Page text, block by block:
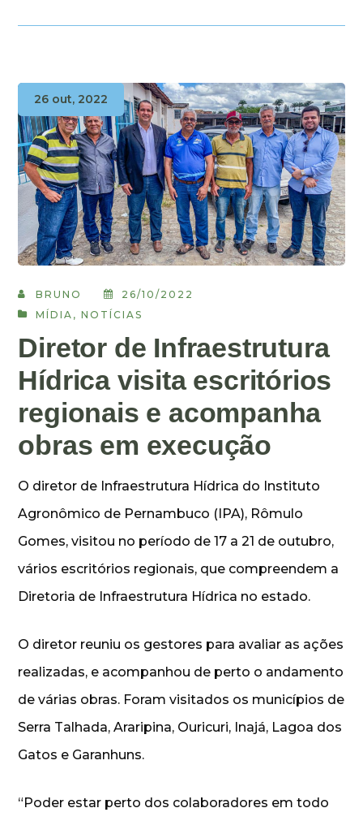
26 out, 2022
BRUNO
26/10/2022
MÍDIA ,NOTÍCIAS
Diretor de Infraestrutura
Hídrica visita escritórios
regionais e acompanha
obras em execução
O diretor de Infraestrutura Hídrica do Instituto
Agronômico de Pernambuco (IPA), Rômulo
Gomes, visitou no período de 17 a 21 de outubro,
vários escritórios regionais, que compreendem a
Diretoria de Infraestrutura Hídrica no estado.
O diretor reuniu os gestores para avaliar as ações
realizadas, e acompanhou de perto o andamento
de várias obras. Foram visitados os municípios de
Serra Talhada, Araripina, Ouricuri, Inajá, Lagoa dos
Gatos e Garanhuns.
“Poder estar perto dos colaboradores em todo